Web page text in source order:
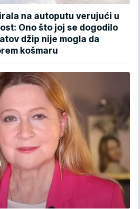
na autoputu verujući u
Ono što joj se dogodilo
džip nije mogla da
košmaru